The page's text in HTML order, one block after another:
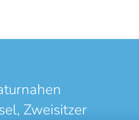
Zweisitzer